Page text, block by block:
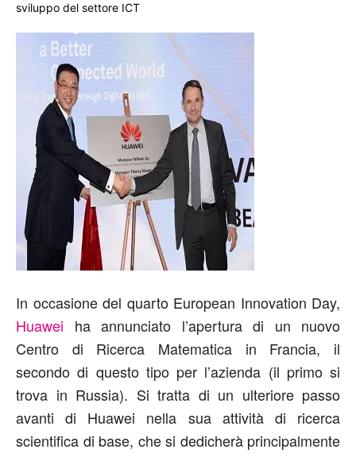
sviluppo del settore ICT
In occasione del quarto European Innovation Day,
Huawei ha annunciato l’apertura di un nuovo
Centro di Ricerca Matematica in Francia, il
secondo di questo tipo per l’azienda (il primo si
trova in Russia). Si tratta di un ulteriore passo
avanti di Huawei nella sua attività di ricerca
scientifica di base, che si dedicherà principalmente